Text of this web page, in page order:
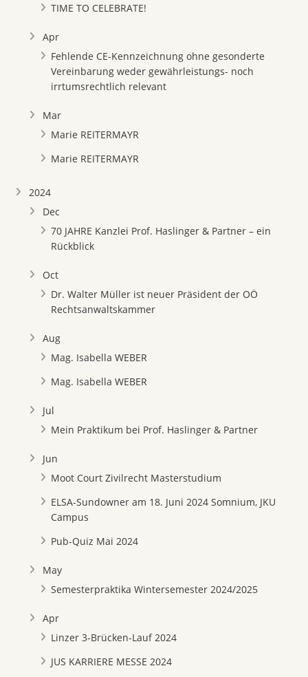
TIME TO CELEBRATE!
Apr
Fehlende CE-Kennzeichnung ohne gesonderte
Vereinbarung weder gewährleistungs- noch
irrtumsrechtlich relevant
Mar
Marie REITERMAYR
Marie REITERMAYR
2024
Dec
70 JAHRE Kanzlei Prof. Haslinger & Partner – ein
Rückblick
Oct
Dr. Walter Müller ist neuer Präsident der OÖ
Rechtsanwaltskammer
Aug
Mag. Isabella WEBER
Mag. Isabella WEBER
Jul
Mein Praktikum bei Prof. Haslinger & Partner
Jun
Moot Court Zivilrecht Masterstudium
ELSA-Sundowner am 18. Juni 2024 Somnium, JKU
Campus
Pub-Quiz Mai 2024
May
Semesterpraktika Wintersemester 2024/2025
Apr
Linzer 3-Brücken-Lauf 2024
JUS KARRIERE MESSE 2024